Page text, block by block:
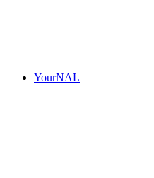
YourNAL